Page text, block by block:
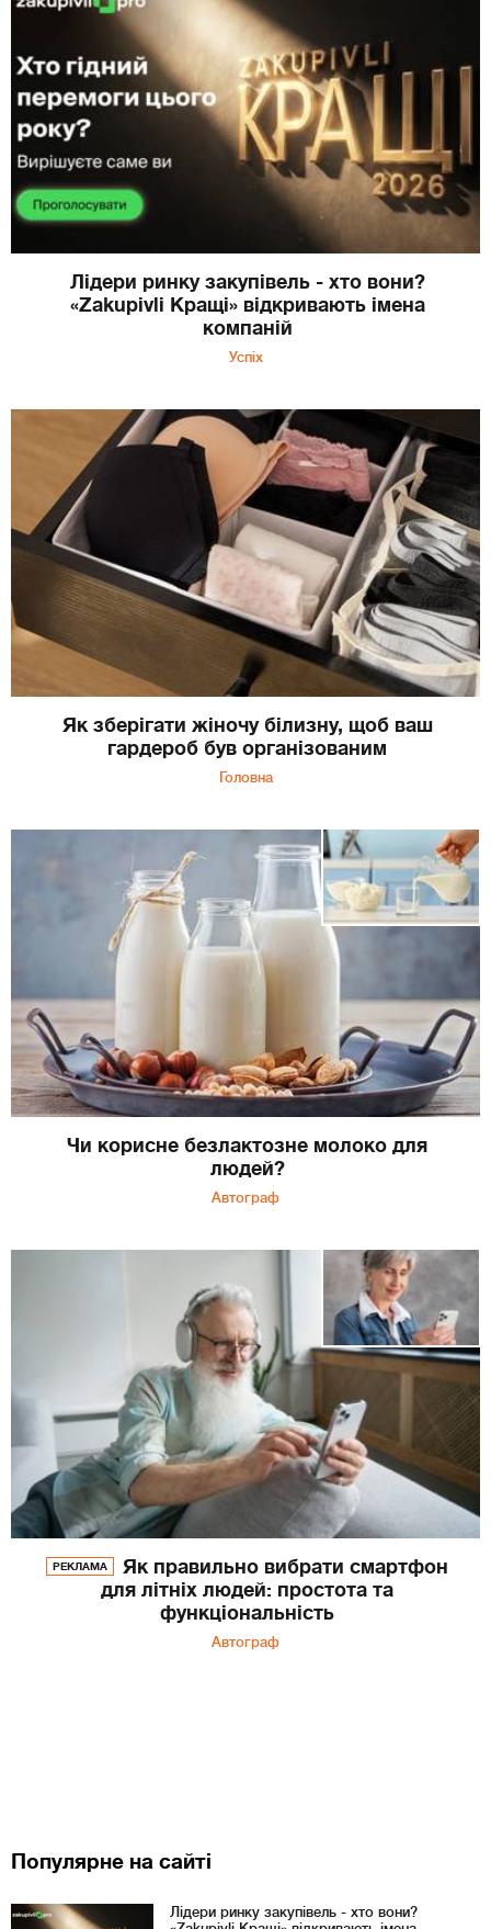
Лідери ринку закупівель - хто вони?
«Zakupivli Кращі» відкривають імена
компаній
Успіх
Як зберігати жіночу білизну, щоб ваш
гардероб був організованим
Головна
Чи корисне безлактозне молоко для
людей?
Автограф
РЕКЛАМА
Як правильно вибрати смартфон
для літніх людей: простота та
функціональність
Автограф
Популярне на сайті
Лідери ринку закупівель - хто вони?